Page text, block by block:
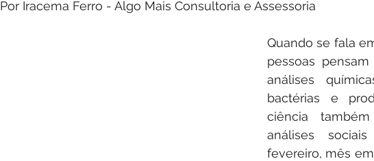
Por Iracema Ferro - Algo Mais Consultoria e Assessoria
Quando se fala
pessoas
análises
bactérias e
ciência
análises
fevereiro, mês